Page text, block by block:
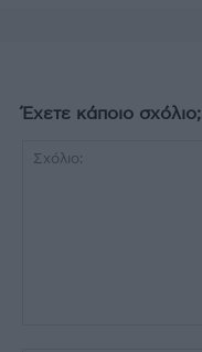
Έχετε κάποιο σχόλιο;